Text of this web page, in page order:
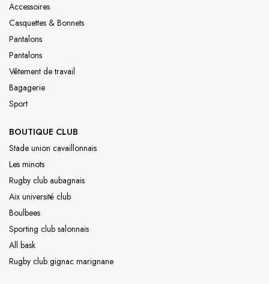
Accessoires
Casquettes & Bonnets
Pantalons
Pantalons
Vêtement de travail
Bagagerie
Sport
BOUTIQUE CLUB
Stade union cavaillonnais
Les minots
Rugby club aubagnais
Aix université club
Boulbees
Sporting club salonnais
All bask
Rugby club gignac marignane